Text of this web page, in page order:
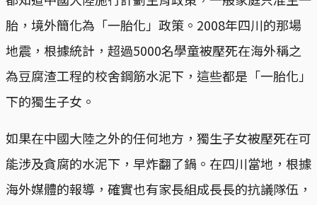
胎，境外簡化為「一胎化」政策。2008年四川的那場
地震，根據統計，超過5000名學童被壓死在海外稱之
為豆腐渣工程的校舍鋼筋水泥下，這些都是「一胎化」
下的獨生子女。
如果在中國大陸之外的任何地方，獨生子女被壓死在可
能涉及貪腐的水泥下，早炸翻了鍋。在四川當地，根據
海外媒體的報導，確實也有家長組成長長的抗議隊伍，